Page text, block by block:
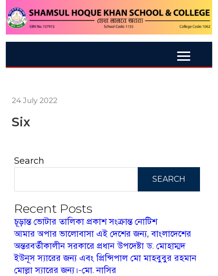
24 July 2022
Six
Search
SEARCH
Recent Posts
চূড়ান্ত ভোটার তালিকা প্রকাশ সংক্রান্ত নোটিশ
আমার অপার ভালোবাসা এই দেশের জন্য, বাংলাদেশের
অন্তরবর্তীকালীন সরকারে প্রধান উপদেষ্টা ড. মোহাম্মদ
ইউনূস স্যারের জন্য এবং প্রিন্সিপাল মো মাহবুবুর রহমান
মোল্লা স্যারের জন্য।-মো. নাসির